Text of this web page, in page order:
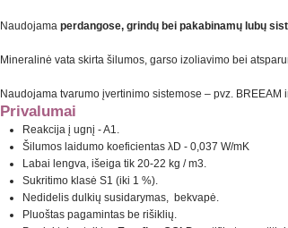
Naudojama perdangose, grindų bei pakabinamų lubų
Mineralinė vata skirta šilumos, garso izoliavimo bei
Naudojama tvarumo įvertinimo sistemose – pvz. BREEAM
Privalumai
Reakcija į ugnį - A1.
Šilumos laidumo koeficientas λD - 0,037 W/mK
Labai lengva, išeiga tik 20-22 kg / m3.
Sukritimo klasė S1 (iki 1 %).
Nedidelis dulkių susidarymas, bekvapė.
Pluoštas pagamintas be rišiklių.